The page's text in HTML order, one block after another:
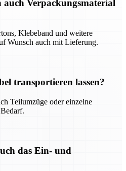
Verpackungsmaterial
Klebeband und weitere
Wunsch auch mit Lieferung.
transportieren lassen?
Teilumzüge oder einzelne
das Ein- und